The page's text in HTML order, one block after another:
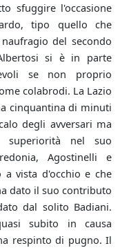
sfuggire l'occasione
tipo quello che
del secondo
si è in parte
se non proprio
colabrodi. La Lazio
cinquantina di minuti
degli avversari ma
superiorità nel suo
Agostinelli e
a vista d'occhio e che
dato il suo contributo
dal solito Badiani.
subito in causa
respinto di pugno. Il